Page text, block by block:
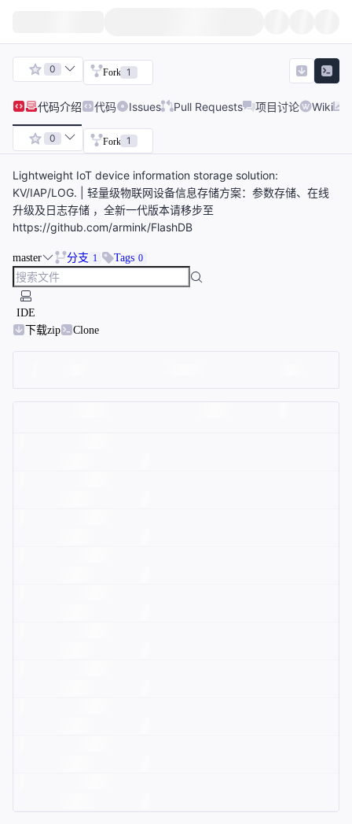
0 Fork 1
代码介绍 代码 Issues Pull Requests 项目讨论 Wiki
0 Fork 1
Lightweight IoT device information storage solution:
KV/IAP/LOG. | 轻量级物联网设备信息存储方案：参数存储、在线
升级及日志存储 ，全新一代版本请移步至
https://github.com/armink/FlashDB
master 分支 1 Tags 0
IDE
下载zip
Clone